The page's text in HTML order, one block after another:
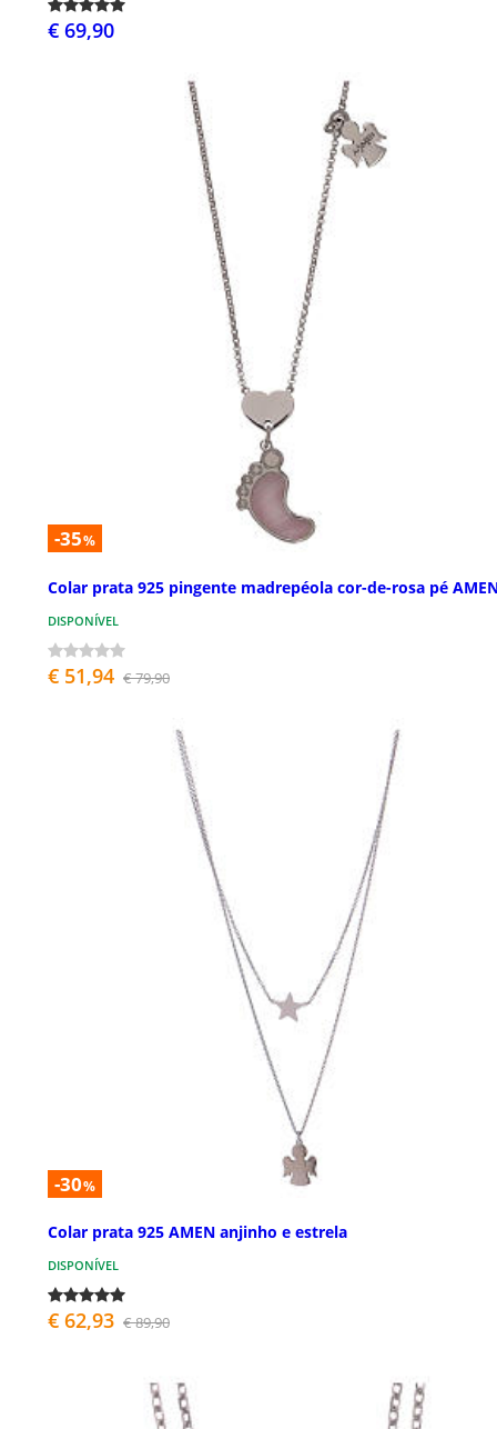
€ 69,90
-35%
Colar prata 925 pingente madrepéola cor-de-rosa pé
DISPONÍVEL
€ 51,94 € 79,90
-30%
Colar prata 925 AMEN anjinho e estrela
DISPONÍVEL
€ 62,93 € 89,90